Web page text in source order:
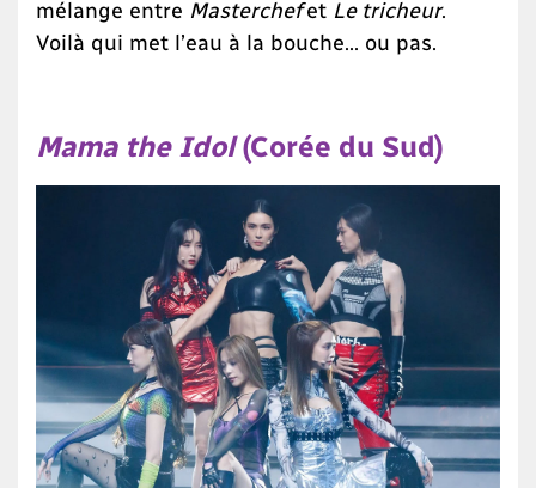
mélange entre Masterchefet Le tricheur.
Voilà qui met l’eau à la bouche… ou pas.
Mama the Idol(Corée du Sud)